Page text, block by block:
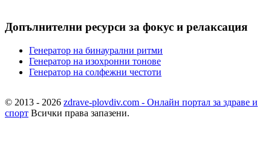
Допълнителни ресурси за фокус и релаксация
Генератор на бинаурални ритми
Генератор на изохронни тонове
Генератор на солфежни честоти
© 2013 - 2026 zdrave-plovdiv.com - Онлайн портал за здраве и
спорт Всички права запазени.